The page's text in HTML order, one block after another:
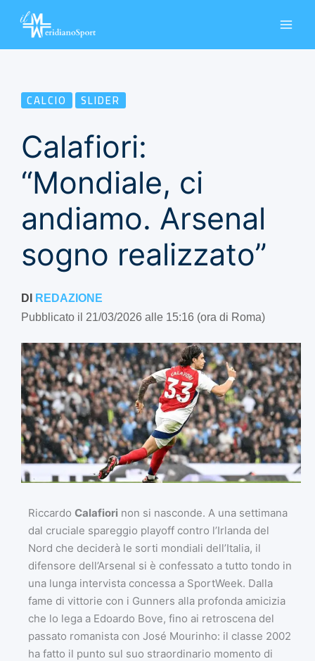
CALCIO SLIDER
Calafiori:
“Mondiale, ci
andiamo. Arsenal
sogno realizzato”
DI REDAZIONE
Pubblicato il 21/03/2026 alle 15:16 (ora di Roma)
Riccardo Calafiori non si nasconde. A una settimana
dal cruciale spareggio playoff contro l’Irlanda del
Nord che deciderà le sorti mondiali dell’Italia, il
difensore dell’Arsenal si è confessato a tutto tondo in
una lunga intervista concessa a SportWeek. Dalla
fame di vittorie con i Gunners alla profonda amicizia
che lo lega a Edoardo Bove, fino ai retroscena del
passato romanista con José Mourinho: il classe 2002
ha fatto il punto sul suo straordinario momento di